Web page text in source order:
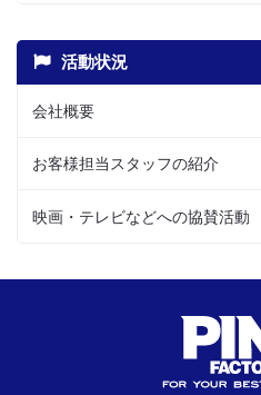
活動状況
会社概要
お客様担当スタッフの紹介
映画・テレビなどへの協賛活動